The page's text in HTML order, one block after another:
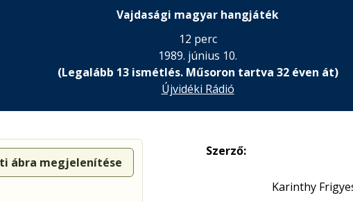
Vajdasági magyar hangjáték
12 perc
1989. június 10.
(Legalább 13 ismétlés. Műsoron tartva 32 éven át)
Újvidéki Rádió
ábra megjelenítése
Szerző:
Karinthy